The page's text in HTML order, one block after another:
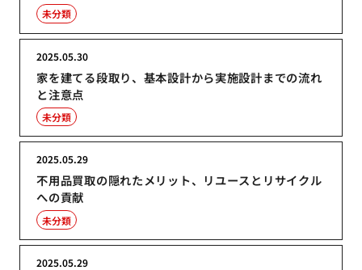
未分類
家を建てる段取り、基本設計から実施設計までの流れ
と注意点
2025.05.30
未分類
不用品買取の隠れたメリット、リユースとリサイクル
への貢献
2025.05.29
未分類
2025.05.29